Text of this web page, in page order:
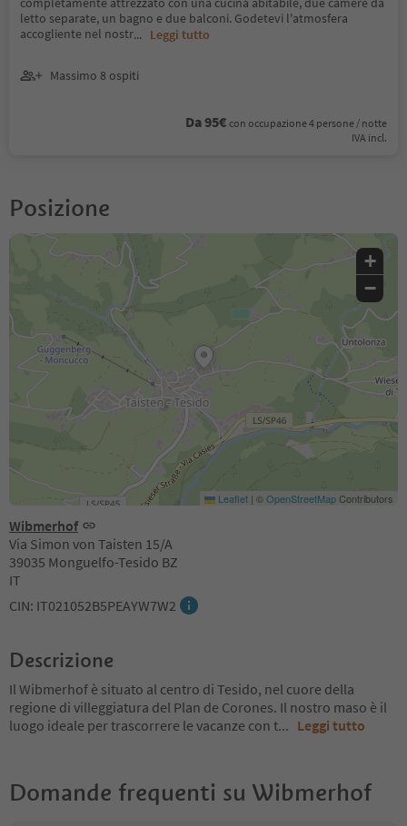
letto separate, un bagno e due balconi. Godetevi l'atmosfera
accogliente nel nostr... Leggi tutto
Massimo 8 ospiti
Da 95€ con occupazione 4 persone / notte
IVA incl.
Posizione
Wibmerhof
Via Simon von Taisten 15/A
39035 Monguelfo-Tesido BZ
IT
CIN: IT021052B5PEAYW7W2
+
−
Leaflet | ©OpenStreetMapContributors
Descrizione
Il Wibmerhof è situato al centro di Tesido, nel cuore della
regione di villeggiatura del Plan de Corones. Il nostro maso è il
luogo ideale per trascorrere le vacanze con t... Leggi tutto
Domande frequenti su Wibmerhof